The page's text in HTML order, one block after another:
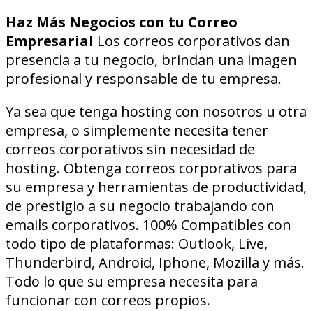
Haz Más Negocios con tu Correo
Empresarial Los correos corporativos dan
presencia a tu negocio, brindan una imagen
profesional y responsable de tu empresa.
Ya sea que tenga hosting con nosotros u otra
empresa, o simplemente necesita tener
correos corporativos sin necesidad de
hosting. Obtenga correos corporativos para
su empresa y herramientas de productividad,
de prestigio a su negocio trabajando con
emails corporativos. 100% Compatibles con
todo tipo de plataformas: Outlook, Live,
Thunderbird, Android, Iphone, Mozilla y más.
Todo lo que su empresa necesita para
funcionar con correos propios.